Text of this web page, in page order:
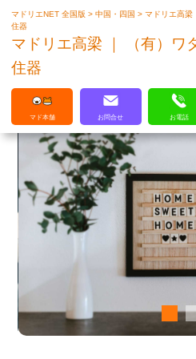
マドリエはLIXILの厳
マドリエNET 全国版>中国・四国>マドリエ高梁
住器
マドリエ高梁 ｜ （有）ワ
住器
マド本舗 お問合せ お電話